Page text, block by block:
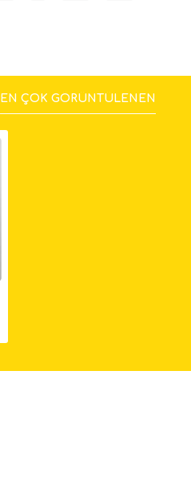
EN ÇOK GÖRÜNTÜLENEN